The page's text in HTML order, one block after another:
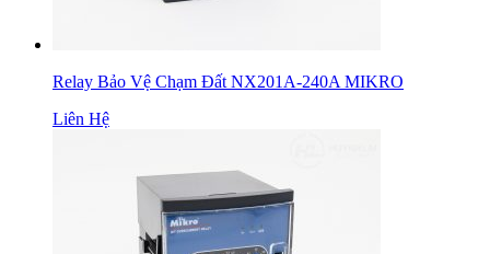
Relay Bảo Vệ Chạm Đất NX201A-240A MIKRO
Liên Hệ